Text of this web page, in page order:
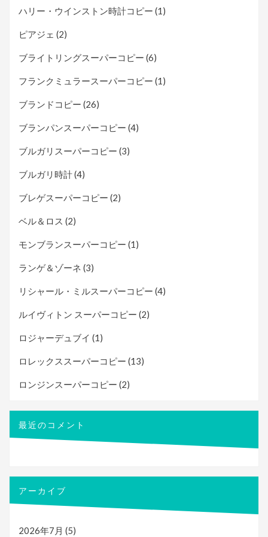
ハリー・ウインストン時計コピー (1)
ピアジェ (2)
ブライトリングスーパーコピー (6)
フランクミュラースーパーコピー (1)
ブランドコピー (26)
ブランパンスーパーコピー (4)
ブルガリスーパーコピー (3)
ブルガリ時計(4)
ブレゲスーパーコピー (2)
ベル＆ロス (2)
モンブランスーパーコピー (1)
ランゲ＆ゾーネ (3)
リシャール・ミルスーパーコピー (4)
ルイヴィトン スーパーコピー (2)
ロジャーデュブイ (1)
ロレックススーパーコピー (13)
ロンジンスーパーコピー (2)
最近のコメント
アーカイブ
2026年7月 (5)